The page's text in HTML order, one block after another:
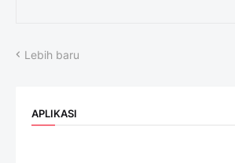
Lebih baru
APLIKASI